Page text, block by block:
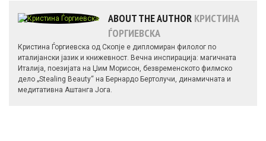
ABOUT THE AUTHOR КРИСТИНА
ЃОРГИЕВСКА
Кристина Ѓоргиевска од Скопје е дипломиран филолог по
италијански јазик и книжевност. Вечна инспирација: магичната
Италија, поезијата на Џим Морисон, безвременското филмско
дело „Stealing Beauty“ на Бернардо Бертолучи, динамичната и
медитативна Аштанга Јога.